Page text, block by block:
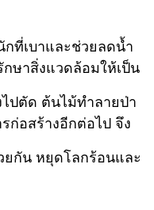
กที่เบาและช่วยลดน้ำ
ษาสิ่งแวดล้อมให้เป็น
ปตัด ต้นไม้ทำลายป่า
ก่อสร้างอีกต่อไป จึง
ยกัน หยุดโลกร้อนและ